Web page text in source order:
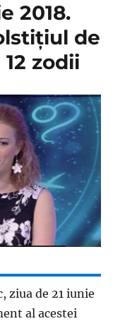
2018.
de
zodii
ziua de 21 iunie
al acestei